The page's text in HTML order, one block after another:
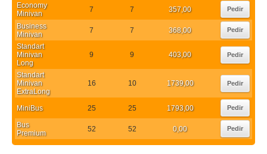
Economy
Minivan
7 7 357,00 Pedir
Business
Minivan
7 7 368,00 Pedir
Standart
Minivan
Long
9 9 403,00 Pedir
Standart
Minivan
ExtraLong
16 10 1739,00 Pedir
MiniBus 25 25 1793,00 Pedir
Bus
Premium
52 52 0,00 Pedir